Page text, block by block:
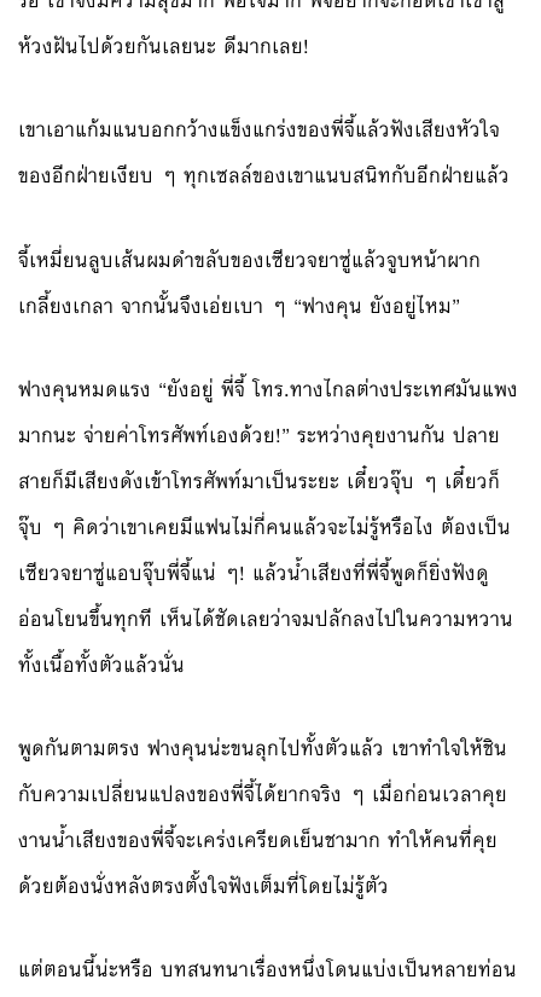
ห้วงฝันไปด้วยกันเลยนะ ดีมากเลย!
เขาเอาแก้มแนบอกกว้างแข็งแกร่งของพี่จี้แล้วฟังเสียงหัวใจ
ของอีกฝ่ายเงียบ ๆ ทุกเซลล์ของเขาแนบสนิทกับอีกฝ่ายแล้ว
จี้เหมี่ยนลูบเส้นผมดำขลับของเซียวจยาซู่แล้วจูบหน้าผาก
เกลี้ยงเกลา จากนั้นจึงเอ่ยเบา ๆ “ฟางคุน ยังอยู่ไหม”
ฟางคุนหมดแรง “ยังอยู่ พี่จี้ โทร.ทางไกลต่างประเทศมันแพง
มากนะ จ่ายค่าโทรศัพท์เองด้วย!” ระหว่างคุยงานกัน ปลาย
สายก็มีเสียงดังเข้าโทรศัพท์มาเป็นระยะ เดี๋ยวจุ๊บ ๆ เดี๋ยวก็
จุ๊บ ๆ คิดว่าเขาเคยมีแฟนไม่กี่คนแล้วจะไม่รู้หรือไง ต้องเป็น
เซียวจยาซู่แอบจุ๊บพี่จี้แน่ ๆ! แล้วน้ำเสียงที่พี่จี้พูดก็ยิ่งฟังดู
อ่อนโยนขึ้นทุกที เห็นได้ชัดเลยว่าจมปลักลงไปในความหวาน
ทั้งเนื้อทั้งตัวแล้วนั่น
พูดกันตามตรง ฟางคุนน่ะขนลุกไปทั้งตัวแล้ว เขาทำใจให้ชิน
กับความเปลี่ยนแปลงของพี่จี้ได้ยากจริง ๆ เมื่อก่อนเวลาคุย
งานน้ำเสียงของพี่จี้จะเคร่งเครียดเย็นชามาก ทำให้คนที่คุย
ด้วยต้องนั่งหลังตรงตั้งใจฟังเต็มที่โดยไม่รู้ตัว
แต่ตอนนี้น่ะหรือ บทสนทนาเรื่องหนึ่งโดนแบ่งเป็นหลายท่อน